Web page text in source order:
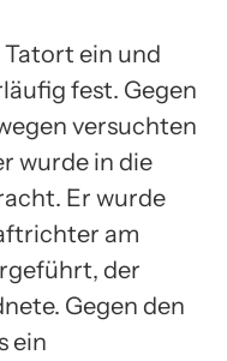
ein und
fest. Gegen
versuchten
wurde in die
Er wurde
am
der
Gegen den
ein